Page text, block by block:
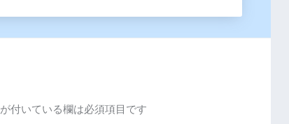
が付いている欄は必須項目です